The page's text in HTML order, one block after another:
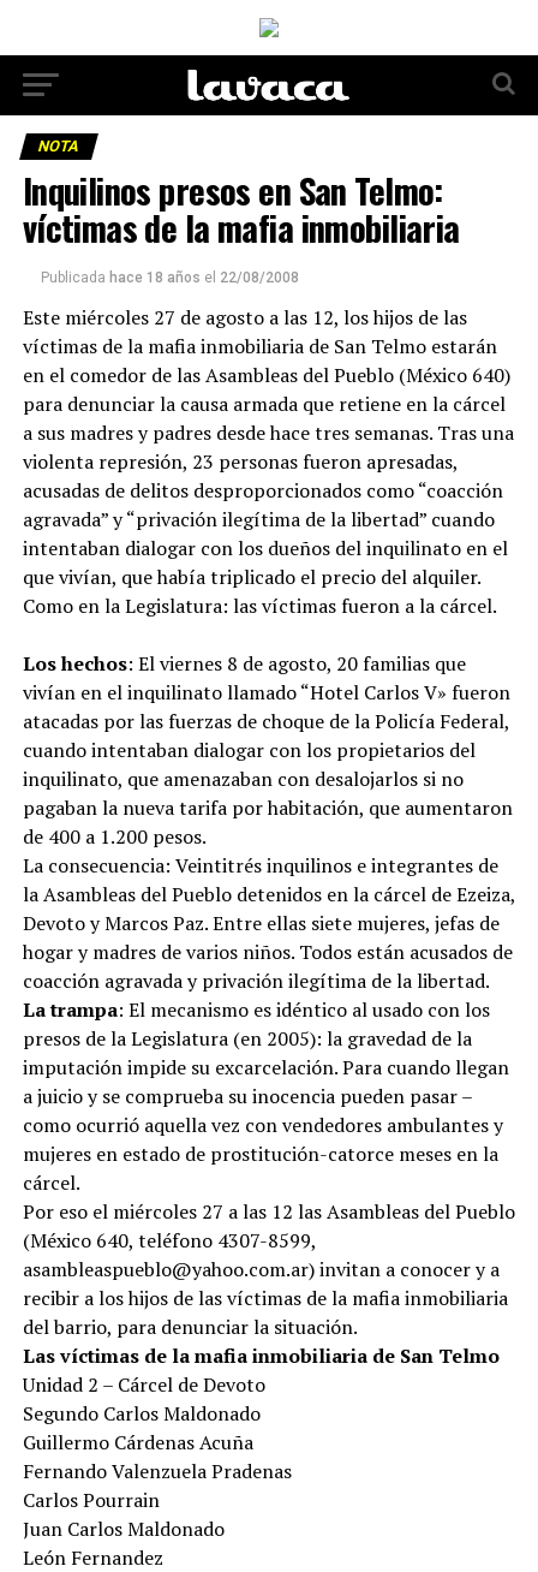
NOTA
Inquilinos presos en San Telmo:
víctimas de la mafia inmobiliaria
Publicada hace 18 años el 22/08/2008
Este miércoles 27 de agosto a las 12, los hijos de las
víctimas de la mafia inmobiliaria de San Telmo estarán
en el comedor de las Asambleas del Pueblo (México 640)
para denunciar la causa armada que retiene en la cárcel
a sus madres y padres desde hace tres semanas. Tras una
violenta represión, 23 personas fueron apresadas,
acusadas de delitos desproporcionados como “coacción
agravada” y “privación ilegítima de la libertad” cuando
intentaban dialogar con los dueños del inquilinato en el
que vivían, que había triplicado el precio del alquiler.
Como en la Legislatura: las víctimas fueron a la cárcel.
Los hechos: El viernes 8 de agosto, 20 familias que
vivían en el inquilinato llamado “Hotel Carlos V» fueron
atacadas por las fuerzas de choque de la Policía Federal,
cuando intentaban dialogar con los propietarios del
inquilinato, que amenazaban con desalojarlos si no
pagaban la nueva tarifa por habitación, que aumentaron
de 400 a 1.200 pesos.
La consecuencia: Veintitrés inquilinos e integrantes de
la Asambleas del Pueblo detenidos en la cárcel de Ezeiza,
Devoto y Marcos Paz. Entre ellas siete mujeres, jefas de
hogar y madres de varios niños. Todos están acusados de
coacción agravada y privación ilegítima de la libertad.
La trampa: El mecanismo es idéntico al usado con los
presos de la Legislatura (en 2005): la gravedad de la
imputación impide su excarcelación. Para cuando llegan
a juicio y se comprueba su inocencia pueden pasar –
como ocurrió aquella vez con vendedores ambulantes y
mujeres en estado de prostitución-catorce meses en la
cárcel.
Por eso el miércoles 27 a las 12 las Asambleas del Pueblo
(México 640, teléfono 4307-8599,
asambleaspueblo@yahoo.com.ar) invitan a conocer y a
recibir a los hijos de las víctimas de la mafia inmobiliaria
del barrio, para denunciar la situación.
Las víctimas de la mafia inmobiliaria de San Telmo
Unidad 2 – Cárcel de Devoto
Segundo Carlos Maldonado
Guillermo Cárdenas Acuña
Fernando Valenzuela Pradenas
Carlos Pourrain
Juan Carlos Maldonado
León Fernandez